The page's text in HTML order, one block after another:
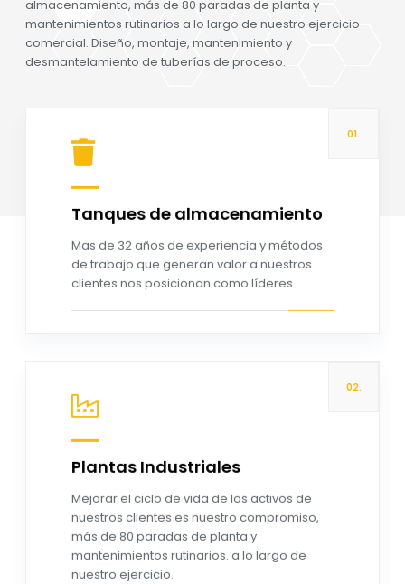
almacenamiento, más de 80 paradas de planta y
mantenimientos rutinarios a lo largo de nuestro ejercicio
comercial. Diseño, montaje, mantenimiento y
desmantelamiento de tuberías de proceso.
Tanques de almacenamiento
Mas de 32 años de experiencia y métodos
de trabajo que generan valor a nuestros
clientes nos posicionan como líderes.
01.
Read more
Plantas Industriales
Mejorar el ciclo de vida de los activos de
nuestros clientes es nuestro compromiso,
más de 80 paradas de planta y
mantenimientos rutinarios. a lo largo de
nuestro ejercicio.
02.
Read more